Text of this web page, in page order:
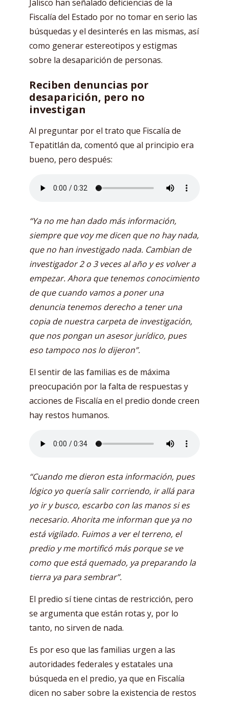
Jalisco han señalado deficiencias de la
Fiscalía del Estado por no tomar en serio las
búsquedas y el desinterés en las mismas, así
como generar estereotipos y estigmas
sobre la desaparición de personas.
Reciben denuncias por
desaparición, pero no
investigan
Al preguntar por el trato que Fiscalía de
Tepatitlán da, comentó que al principio era
bueno, pero después:
“Ya no me han dado más información,
siempre que voy me dicen que no hay nada,
que no han investigado nada. Cambian de
investigador 2 o 3 veces al año y es volver a
empezar. Ahora que tenemos conocimiento
de que cuando vamos a poner una
denuncia tenemos derecho a tener una
copia de nuestra carpeta de investigación,
que nos pongan un asesor jurídico, pues
eso tampoco nos lo dijeron”.
El sentir de las familias es de máxima
preocupación por la falta de respuestas y
acciones de Fiscalía en el predio donde creen
hay restos humanos.
“Cuando me dieron esta información, pues
lógico yo quería salir corriendo, ir allá para
yo ir y busco, escarbo con las manos si es
necesario. Ahorita me informan que ya no
está vigilado. Fuimos a ver el terreno, el
predio y me mortificó más porque se ve
como que está quemado, ya preparando la
tierra ya para sembrar”.
El predio sí tiene cintas de restricción, pero
se argumenta que están rotas y, por lo
tanto, no sirven de nada.
Es por eso que las familias urgen a las
autoridades federales y estatales una
búsqueda en el predio, ya que en Fiscalía
dicen no saber sobre la existencia de restos